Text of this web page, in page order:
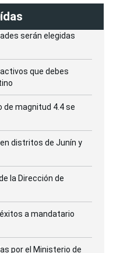
serán elegidas
que debes
de magnitud 4.4 se
distritos de Junín y
la Dirección de
a mandatario
por el Ministerio de